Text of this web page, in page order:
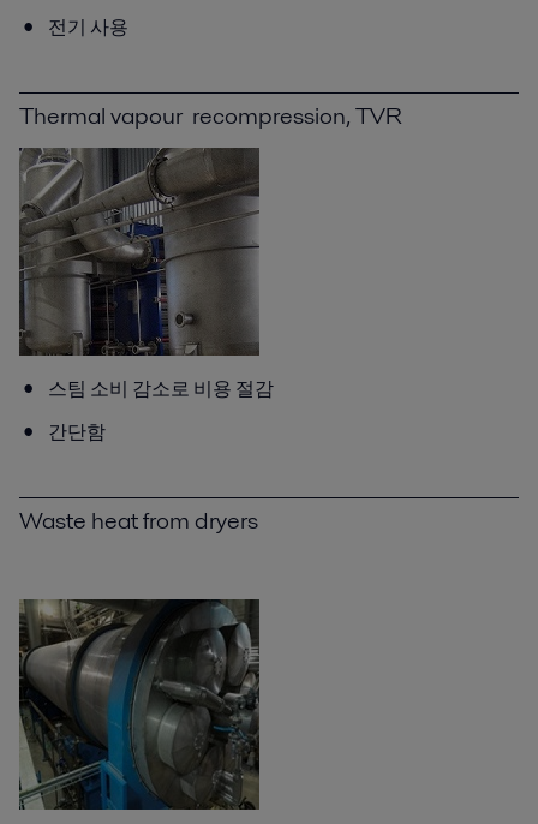
전기 사용
Thermal vapour recompression, TVR
스팀 소비 감소로 비용 절감
간단함
Waste heat from dryers